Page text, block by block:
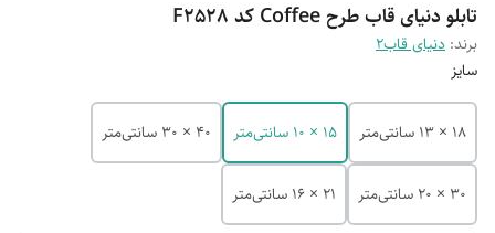
تابلو دنیای قاب طرح Coffee کد F2528
برند: دنیای قاب2
سایز
18 × 13 سانتی‌متر 15 × 10 سانتی‌متر 40 × 30 سانتی‌متر
30 × 20 سانتی‌متر 21 × 16 سانتی‌متر